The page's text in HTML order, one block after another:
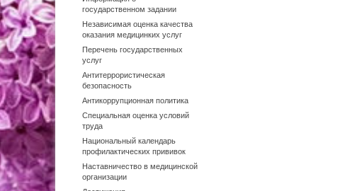
государственном задании
Независимая оценка качества
оказания медицинких услуг
Перечень государственных
услуг
Антитеррористическая
безопасность
Антикоррупционная политика
Специальная оценка условий
труда
Национальный календарь
профилактических прививок
Наставничество в медицинской
организации